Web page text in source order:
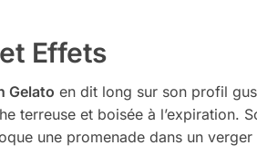
Effets
Gelato en dit long sur son profil
terreuse et boisée à l’expiration.
une promenade dans un